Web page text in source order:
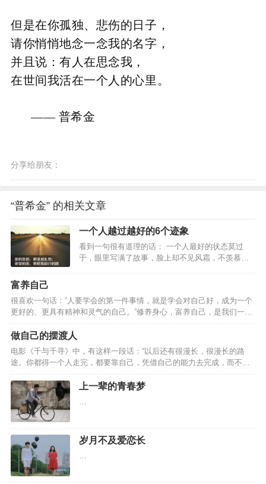
但是在你孤独、悲伤的日子，
请你悄悄地念一念我的名字，
并且说：有人在思念我，
在世间我活在一个人的心里。
—— 普希金
分享给朋友：
“普希金” 的相关文章
一个人越过越好的6个迹象
看到一句很有道理的话： 一个人最好的状态莫过
于，眼里写满了故事，脸上却不见风霜，不羡慕
人听，一个人安安静静努力，慢慢靠近自己想要的
生活，就足矣。 生活越来越舒服，人生越过越成
熟，自己越活越坦然的六个迹象，来看看，你中了
的 亦舒说：记得积蓄，那样有朝一日失去任…
富养自己
很喜欢一句话：“人要学会的第一件事情，就是学会对自己好，成为一个
更好的、更具有精神和灵气的自己。”修养身心，富养自己，是我们一生
的修行。干净整洁，养自己的容颜分享听友柳柳的故事。柳柳结婚8年
了，育有一儿一女，老公经营了一家公司，柳柳有自己的工作。直到去
年，老公投资失败，欠下了很多债务，手机都不敢开机。老公萎靡不
振，天天窝在家里。柳柳还是像往常一样，打扮得很精致，看起来神清
气爽，她对老公说：“天塌下来了，有我陪你，我那些包包，没用过的护
肤品，都可以卖了。家里的车，也可以卖了。你要像往常一样，穿好
西…
做自己的摆渡人
电影《千与千寻》中，有这样一段话：“以后还有很漫长，很漫长的路
途。你都得一个人走完，都要靠自己，凭借自己的能力去完成，而不是
依靠谁。” 诚然如此，人生路漫漫，任何人都不能陪你走完全程。 成长
这条路，注定是孤独的。 有些难言的悲痛，只能一个人去化解； 有些痛
哭的夜晚，只能一个人慢慢熬。 人生的解药，不在旁人，而全在自己。
成年的世界，各有各的苦 在网上看到这样一句话：“每个人都很不容易，
因此每个人，都必须计较仔细。因为一不小心，生活会在你的…
上一辈的青春梦
…
岁月不及爱恋长
…